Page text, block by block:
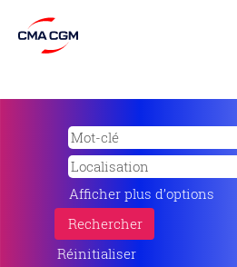
Afficher plus d’options
Réinitialiser